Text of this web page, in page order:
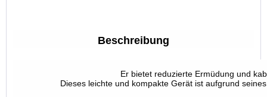
Beschreibung
Er bietet reduzierte Ermüdung und
Dieses leichte und kompakte Gerät ist aufgrund